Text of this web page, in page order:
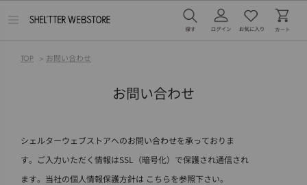
メ
TOP > お問い合わせ
お問い合わせ
シェルターウェブストアへのお問い合わせを承っておりま
す。ご入力いただく情報はSSL（暗号化）で保護され通信され
ます。当社の個人情報保護方針は こちらを参照下さい。